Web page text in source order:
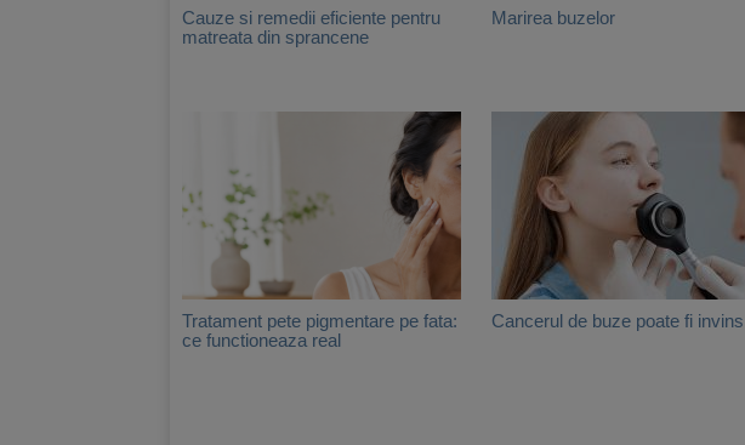
Cauze si remedii eficiente pentru
matreata din sprancene
Marirea buzelor
Tratament pete pigmentare pe fata:
ce functioneaza real
Cancerul de buze poate fi invins